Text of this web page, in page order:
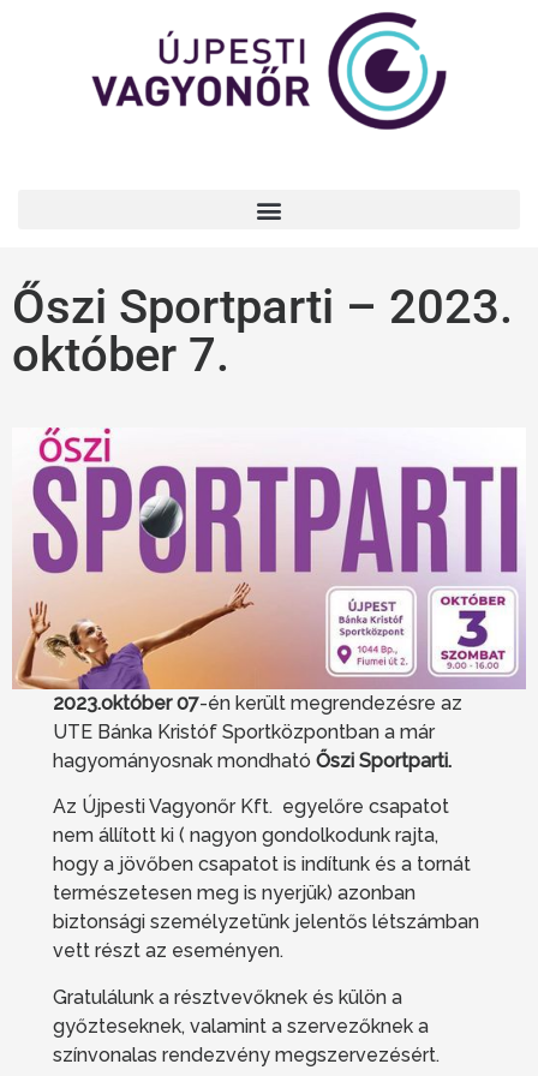
Őszi Sportparti – 2023.
október 7.
2023.október 07-én került megrendezésre az
UTE Bánka Kristóf Sportközpontban a már
hagyományosnak mondhatóŐszi Sportparti.
Az Újpesti Vagyonőr Kft. egyelőre csapatot
nem állított ki ( nagyon gondolkodunk rajta,
hogy a jövőben csapatot is indítunk és a tornát
természetesen meg is nyerjük) azonban
biztonsági személyzetünk jelentős létszámban
vett részt az eseményen.
Gratulálunk a résztvevőknek és külön a
győzteseknek, valamint a szervezőknek a
színvonalas rendezvény megszervezésért.